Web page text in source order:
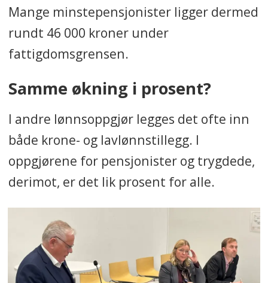
Mange minstepensjonister ligger dermed
rundt 46 000 kroner under
fattigdomsgrensen.
Samme økning i prosent?
I andre lønnsoppgjør legges det ofte inn
både krone- og lavlønnstillegg. I
oppgjørene for pensjonister og trygdede,
derimot, er det lik prosent for alle.